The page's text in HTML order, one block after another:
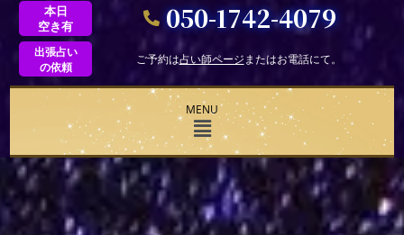
本日
空き有
050-1742-4079
出張占い
の依頼
ご予約は占い師ページまたはお電話にて。
MENU